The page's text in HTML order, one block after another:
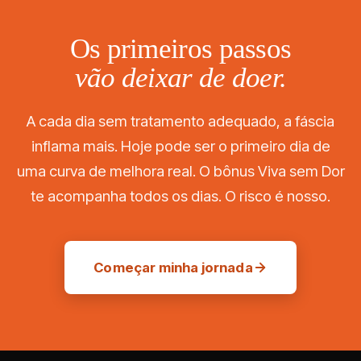
Os primeiros passos
vão deixar de doer.
A cada dia sem tratamento adequado, a fáscia
inflama mais. Hoje pode ser o primeiro dia de
uma curva de melhora real. O bônus Viva sem Dor
te acompanha todos os dias. O risco é nosso.
Começar minha jornada